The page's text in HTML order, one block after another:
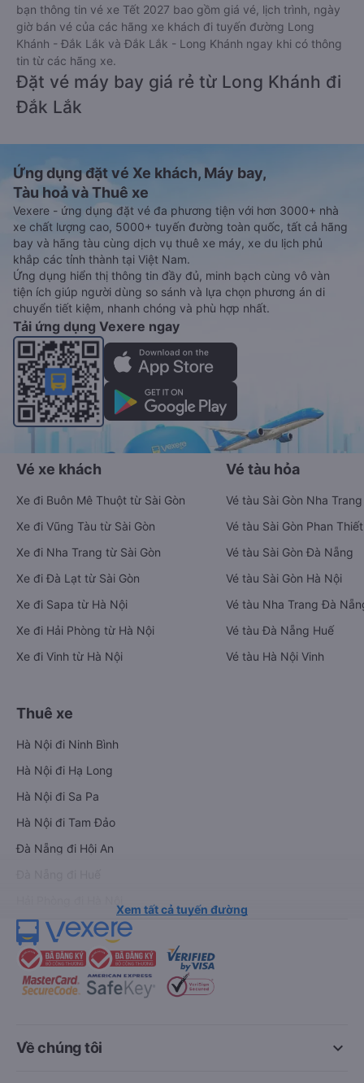
bạn thông tin vé xe Tết 2027 bao gồm giá vé, lịch trình, ngày
giờ bán vé của các hãng xe khách đi tuyến đường Long
Khánh - Đắk Lắk và Đắk Lắk - Long Khánh ngay khi có thông
tin từ các hãng xe.
Đặt vé máy bay giá rẻ từ Long Khánh đi
Đắk Lắk
Ứng dụng đặt vé Xe khách, Máy bay,
Tàu hoả và Thuê xe
Vexere - ứng dụng đặt vé đa phương tiện với hơn 3000+ nhà
xe chất lượng cao, 5000+ tuyến đường toàn quốc, tất cả hãng
bay và hãng tàu cùng dịch vụ thuê xe máy, xe du lịch phủ
khắp các tỉnh thành tại Việt Nam.
Ứng dụng hiển thị thông tin đầy đủ, minh bạch cùng vô vàn
tiện ích giúp người dùng so sánh và lựa chọn phương án di
chuyển tiết kiệm, nhanh chóng và phù hợp nhất.
Tải ứng dụng Vexere ngay
Vé xe khách
Xe đi Buôn Mê Thuột từ Sài Gòn
Xe đi Vũng Tàu từ Sài Gòn
Xe đi Nha Trang từ Sài Gòn
Xe đi Đà Lạt từ Sài Gòn
Xe đi Sapa từ Hà Nội
Xe đi Hải Phòng từ Hà Nội
Xe đi Vinh từ Hà Nội
Vé tàu hỏa
Vé tàu Sài Gòn Nha Trang
Vé tàu Sài Gòn Phan Thiết
Vé tàu Sài Gòn Đà Nẵng
Vé tàu Sài Gòn Hà Nội
Vé tàu Nha Trang Đà
Vé tàu Đà Nẵng Huế
Vé tàu Hà Nội Vinh
Thuê xe
Hà Nội đi Ninh Bình
Hà Nội đi Hạ Long
Hà Nội đi Sa Pa
Hà Nội đi Tam Đảo
Đà Nẵng đi Hội An
Xem tất cả tuyến đường
keyboard_arrow_down
Về chúng tôi